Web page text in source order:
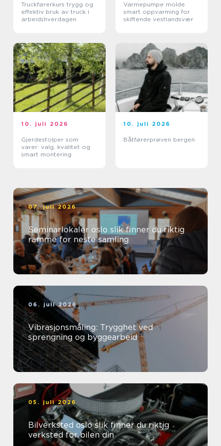
Truckførerkurs trygg og
effektiv bruk av truck i
arbeidshverdagen
Varmepumpe molde
smart oppvarming for
skiftende vestlandsvær
10. juli 2026
Gjerdestolper som
varer: valg, kvalitet og
smart montering
10. juli 2026
Båtførerprøven bergen
07. juli 2026
Seminarlokaler oslo slik finner du riktig
ramme for neste samling
06. juli 2026
Vibrasjonsmåling: Trygghet ved
sprengning og byggearbeid
05. juli 2026
Bilverksted oslo slik finner du riktig
verksted for bilen din